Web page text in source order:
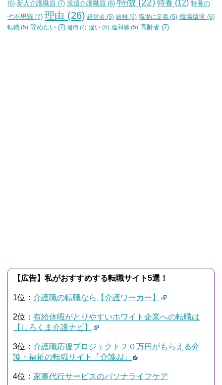
(6) 新人介護職員 (7) 派遣介護職員 (6) 特徴 (22) 特養 (12) 特養の
七不思議 (7) 理由 (26) 経営者 (5) 給料 (5) 職場に定着 (5) 職場環境 (6)
転職 (5) 辞めたい (7) 退職 (4) 違い (5) 違和感 (5) 高齢者 (7)
【広告】私がおすすめする転職サイト5選！
1位： 介護職の転職なら【介護ワーカー】
2位： 有給休暇がとりやすいホワイト企業への転職は
【しろくま介護ナビ】
3位： 介護職応援プロジェクト２０万円がもらえる介
護・福祉の転職サイト『介護JJ』
4位： 家事代行サービスのパソナライフケア